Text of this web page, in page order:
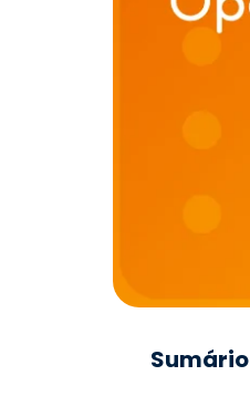
Sumário